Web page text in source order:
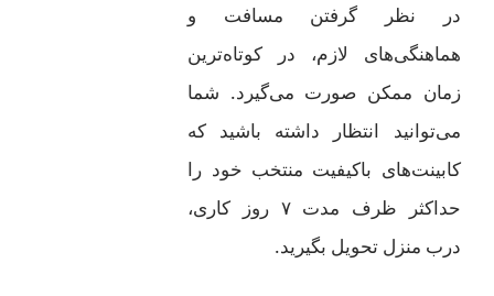
در نظر گرفتن مسافت و
هماهنگی‌های لازم، در کوتاه‌ترین
زمان ممکن صورت می‌گیرد. شما
می‌توانید انتظار داشته باشید که
کابینت‌های باکیفیت منتخب خود را
حداکثر ظرف مدت ۷ روز کاری،
درب منزل تحویل بگیرید.